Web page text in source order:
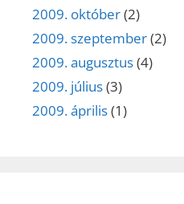
2009. október(2)
2009. szeptember(2)
2009. augusztus(4)
2009. július(3)
2009. április(1)